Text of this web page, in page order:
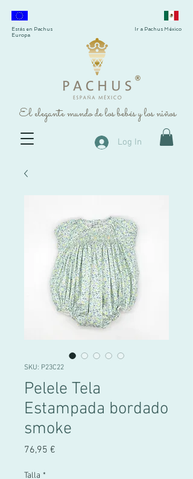
®
El elegante mundo de los bebés y los niños
Estás en Pachus
Europa
Ir a Pachus México
Log In
SKU: P23C22
Pelele Tela
Estampada bordado
smoke
76,95 €
Talla *